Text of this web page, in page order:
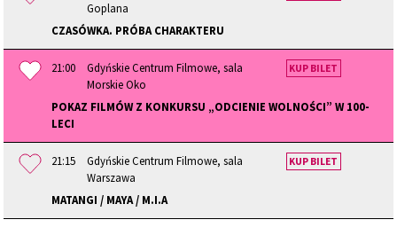
Goplana
CZASÓWKA. PRÓBA CHARAKTERU
21:00
Gdyńskie Centrum Filmowe, sala
Morskie Oko
POKAZ FILMÓW Z KONKURSU „ODCIENIE WOLNOŚCI” W 100-
LECI
KUP BILET
21:15
Gdyńskie Centrum Filmowe, sala
Warszawa
MATANGI / MAYA / M.I.A
KUP BILET